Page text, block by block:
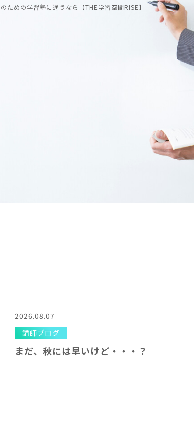
めの学習塾に通うなら【THE学習空間RISE】
2026.08.07
講師ブログ
まだ、秋には早いけど・・・？